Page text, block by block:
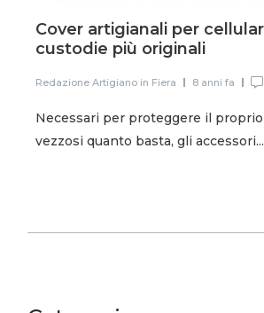
Cover artigianali per
custodie più originali
Redazione Artigiano in Fiera 8 anni fa
Necessari per proteggere il
vezzosi quanto basta, gli accessori...